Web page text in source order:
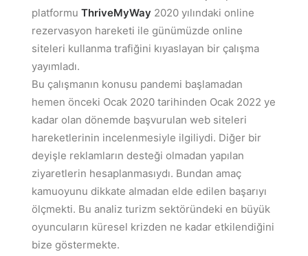
platformu ThriveMyWay 2020 yılındaki online
rezervasyon hareketi ile günümüzde online
siteleri kullanma trafiğini kıyaslayan bir çalışma
yayımladı.
Bu çalışmanın konusu pandemi başlamadan
hemen önceki Ocak 2020 tarihinden Ocak 2022 ye
kadar olan dönemde başvurulan web siteleri
hareketlerinin incelenmesiyle ilgiliydi. Diğer bir
deyişle reklamların desteği olmadan yapılan
ziyaretlerin hesaplanmasıydı. Bundan amaç
kamuoyunu dikkate almadan elde edilen başarıyı
ölçmekti. Bu analiz turizm sektöründeki en büyük
oyuncuların küresel krizden ne kadar etkilendiğini
bize göstermekte.